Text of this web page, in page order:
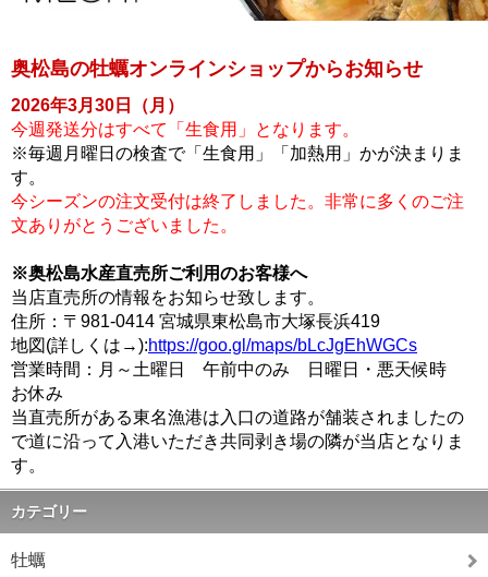
奥松島の牡蠣オンラインショップからお知らせ
2026年3月30日（月）
今週発送分はすべて「生食用」となります。
※毎週月曜日の検査で「生食用」「加熱用」かが決まりま
す。
今シーズンの注文受付は終了しました。非常に多くのご注
文ありがとうございました。
※奥松島水産直売所ご利用のお客様へ
当店直売所の情報をお知らせ致します。
住所：〒981-0414 宮城県東松島市大塚長浜419
地図(詳しくは→):https://goo.gl/maps/bLcJgEhWGCs
営業時間：月～土曜日 午前中のみ 日曜日・悪天候時
お休み
当直売所がある東名漁港は入口の道路が舗装されましたの
で道に沿って入港いただき共同剥き場の隣が当店となりま
す。
カテゴリー
牡蠣